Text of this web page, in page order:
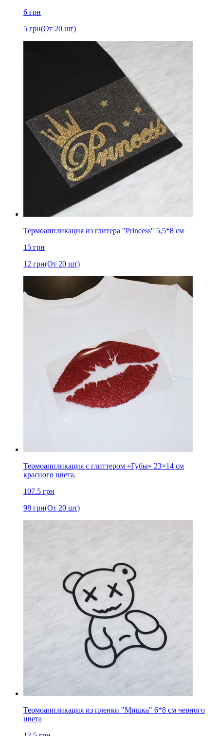
6 грн
5 грн(От 20 шт)
Термоаппликация из глитера "Princess" 5,5*8 см
15 грн
12 грн(От 20 шт)
Термоаппликация с глиттером «Губы» 23×14 см
красного цвета.
107.5 грн
98 грн(От 20 шт)
Термоаппликация из пленки "Мишка" 6*8 cм черного
цвета